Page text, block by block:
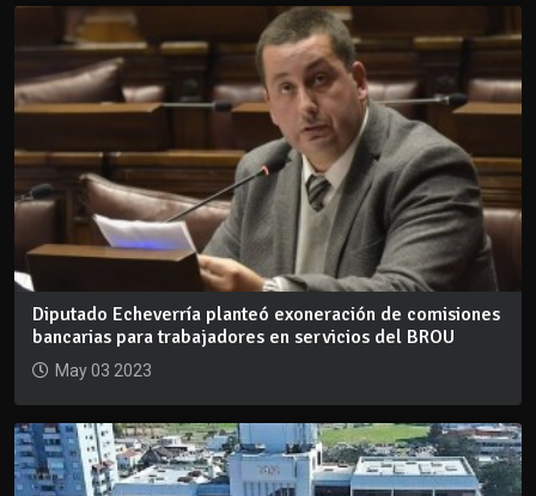
Diputado Echeverría planteó exoneración de comisiones
bancarias para trabajadores en servicios del BROU
May 03 2023